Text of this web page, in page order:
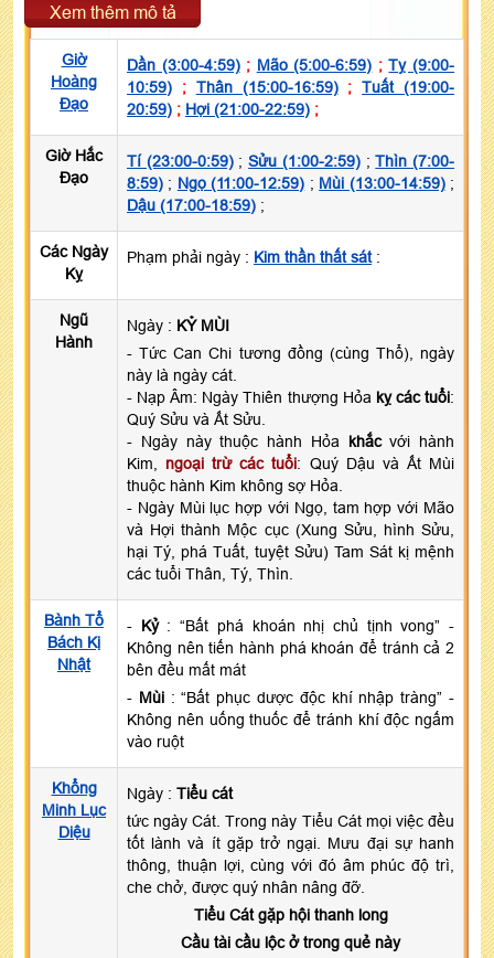
Xem thêm mô tả
Giờ
Hoàng
Đạo
Dần (3:00-4:59); Mão (5:00-6:59) ;Tỵ (9:00-
10:59) ; Thân (15:00-16:59);Tuất (19:00-
20:59) ; Hợi (21:00-22:59) ;
Giờ Hắc
Đạo
Tí (23:00-0:59);Sửu (1:00-2:59);Thìn (7:00-
8:59) ; Ngọ (11:00-12:59) ; Mùi (13:00-14:59);
Dậu (17:00-18:59) ;
Các Ngày
Kỵ
Phạm phải ngày : Kim thần thất sát:
Ngũ
Hành
Ngày : KỶ MÙI
- Tức Can Chi tương đồng (cùng Thổ), ngày
này là ngày cát.
- Nạp Âm: Ngày Thiên thượng Hỏa kỵ các tuổi:
Quý Sửu và Ất Sửu.
- Ngày này thuộc hành Hỏa khắcvới hành
Kim, ngoại trừ các tuổi: Quý Dậu và Ất Mùi
thuộc hành Kim không sợ Hỏa.
- Ngày Mùi lục hợp với Ngọ, tam hợp với Mão
và Hợi thành Mộc cục (Xung Sửu, hình Sửu,
hại Tý, phá Tuất, tuyệt Sửu) Tam Sát kị mệnh
các tuổi Thân, Tý, Thìn.
Bành Tổ
Bách Kị
Nhật
- Kỷ: “Bất phá khoán nhị chủ tịnh vong” -
Không nên tiến hành phá khoán để tránh cả 2
bên đều mất mát
- Mùi: “Bất phục dược độc khí nhập tràng” -
Không nên uống thuốc để tránh khí độc ngấm
vào ruột
Khổng
Minh Lục
Diệu
Ngày : Tiểu cát
tức ngày Cát. Trong này Tiểu Cát mọi việc đều
tốt lành và ít gặp trở ngại. Mưu đại sự hanh
thông, thuận lợi, cùng với đó âm phúc độ trì,
che chở, được quý nhân nâng đỡ.
Tiểu Cát gặp hội thanh long
Cầu tài cầu lộc ở trong quẻ này